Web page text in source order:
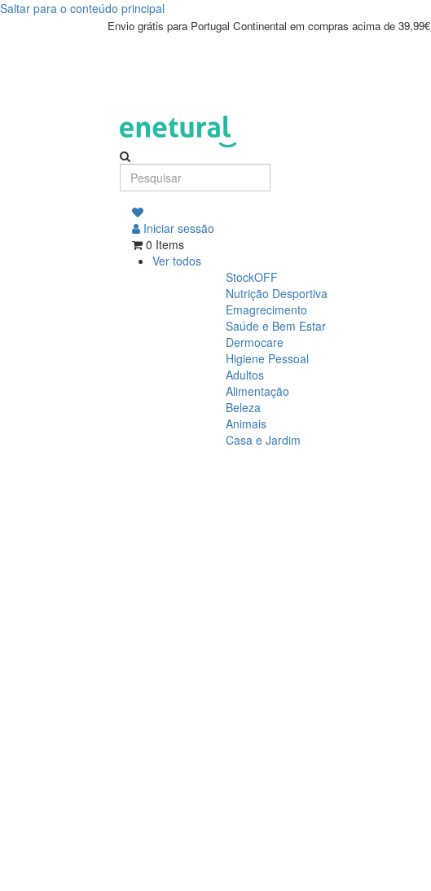
Saltar para o conteúdo principal
SHOP_PRODUCT_NAME
Envio grátis para Portugal Continental em compras acima de 39,99€
Iniciar sessão
0 Items
Ver todos
StockOFF
Nutrição Desportiva
Emagrecimento
Saúde e Bem Estar
Dermocare
Higiene Pessoal
Adultos
Alimentação
Beleza
Animais
Casa e Jardim